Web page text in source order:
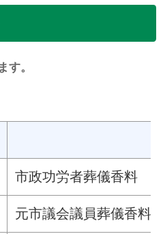
。
市政功労者葬儀香料
元市議会議員葬儀香料